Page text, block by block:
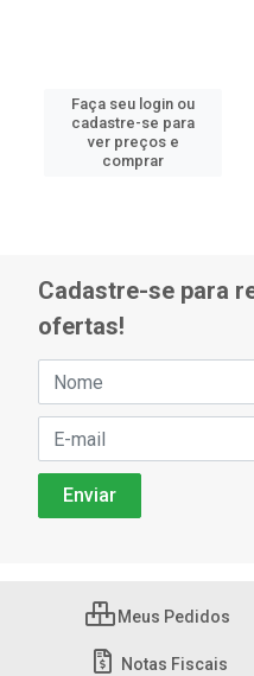
Faça seu login ou
cadastre-se para
ver preços e
comprar
Cadastre-se para
ofertas!
Meus Pedidos
Notas Fiscais